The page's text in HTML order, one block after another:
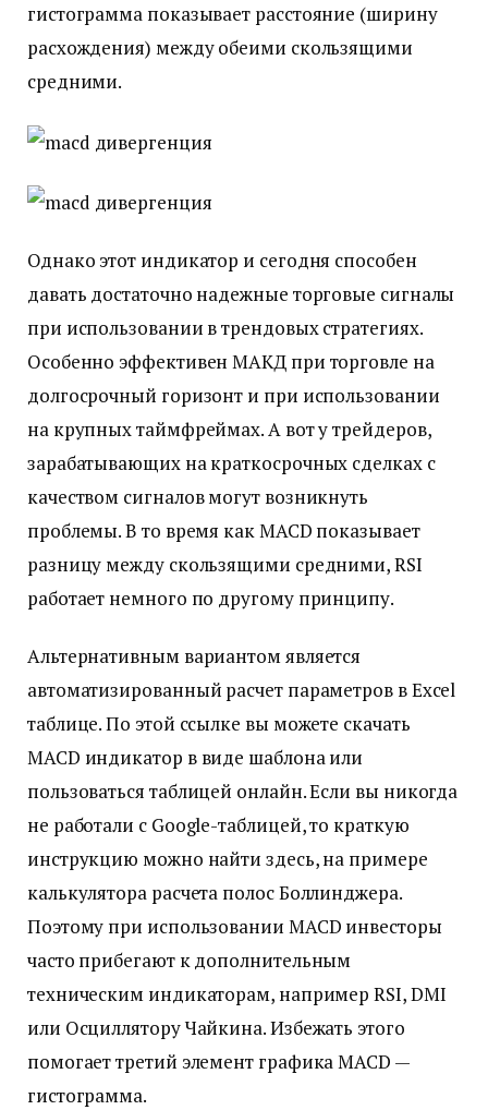
гистограмма показывает расстояние (ширину
расхождения) между обеими скользящими
средними.
Однако этот индикатор и сегодня способен
давать достаточно надежные торговые сигналы
при использовании в трендовых стратегиях.
Особенно эффективен МАКД при торговле на
долгосрочный горизонт и при использовании
на крупных таймфреймах. А вот у трейдеров,
зарабатывающих на краткосрочных сделках с
качеством сигналов могут возникнуть
проблемы. В то время как MACD показывает
разницу между скользящими средними, RSI
работает немного по другому принципу.
Альтернативным вариантом является
автоматизированный расчет параметров в Excel
таблице. По этой ссылке вы можете скачать
MACD индикатор в виде шаблона или
пользоваться таблицей онлайн. Если вы никогда
не работали с Google-таблицей, то краткую
инструкцию можно найти здесь, на примере
калькулятора расчета полос Боллинджера.
Поэтому при использовании MACD инвесторы
часто прибегают к дополнительным
техническим индикаторам, например RSI, DMI
или Осциллятору Чайкина. Избежать этого
помогает третий элемент графика MACD —
гистограмма.